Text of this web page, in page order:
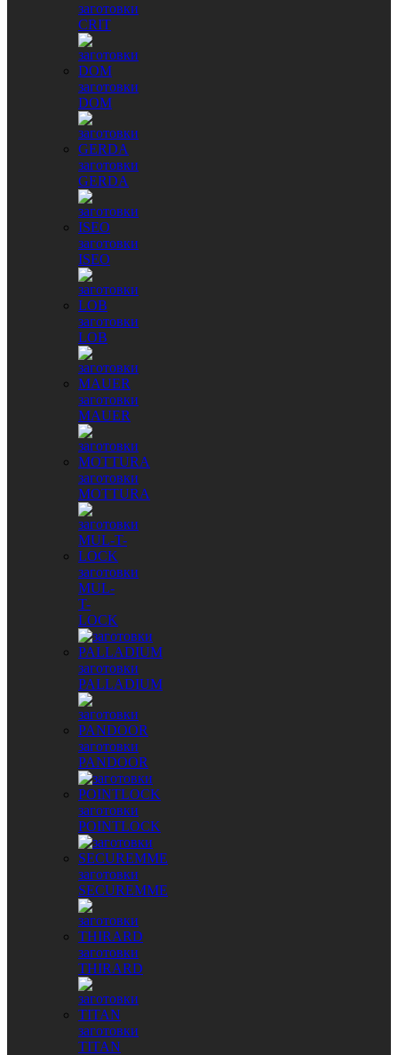
заготовки
CRIT
заготовки
DOM
заготовки
GERDA
заготовки
ISEO
заготовки
LOB
заготовки
MAUER
заготовки
MOTTURA
заготовки
MUL-
T-
LOCK
заготовки
PALLADIUM
заготовки
PANDOOR
заготовки
POINTLOCK
заготовки
SECUREMME
заготовки
THIRARD
заготовки
TITAN